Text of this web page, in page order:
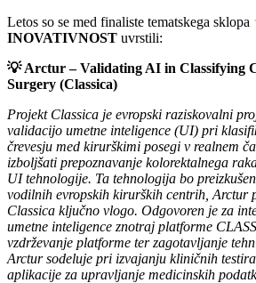
Letos so se med finaliste tematskega sklopa
INOVATIVNOST uvrstili:
💡 Arctur – Validating AI in Classifying
Surgery (Classica)
Projekt Classica je evropski raziskovalni
validacijo umetne inteligence (UI) pri
črevesju med kirurškimi posegi v realnem
izboljšati prepoznavanje kolorektalnega
UI tehnologije. Ta tehnologija bo
vodilnih evropskih kirurških centrih, Arctur
Classica ključno vlogo. Odgovoren je za
umetne inteligence znotraj platforme
vzdrževanje platforme ter zagotavljanje
Arctur sodeluje pri izvajanju kliničnih
aplikacije za upravljanje medicinskih